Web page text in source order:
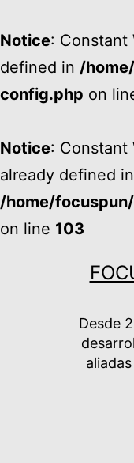
Notice: Constant
defined in /
config.php on
Notice: Constant
already defined in
/home/
on line 103
Desde